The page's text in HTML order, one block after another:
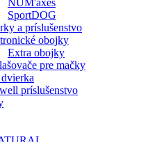
NUM'axes
SportDOG
a príslušenstvo
obojky
Extra obojky
pre mačky
príslušenstvo